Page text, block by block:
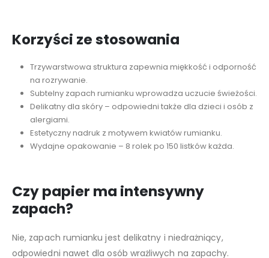
Korzyści ze stosowania
Trzywarstwowa struktura zapewnia miękkość i odporność
na rozrywanie.
Subtelny zapach rumianku wprowadza uczucie świeżości.
Delikatny dla skóry – odpowiedni także dla dzieci i osób z
alergiami.
Estetyczny nadruk z motywem kwiatów rumianku.
Wydajne opakowanie – 8 rolek po 150 listków każda.
Czy papier ma intensywny
zapach?
Nie, zapach rumianku jest delikatny i niedrażniący,
odpowiedni nawet dla osób wrażliwych na zapachy.